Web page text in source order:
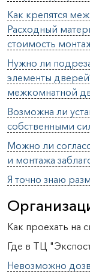
Как крепятся
Расходный
стоимость
Нужно ли
элементы
межкомнатной
Возможна ли
собственными
Можно ли
и монтажа
Я точно знаю
Как проехать на
Где в ТЦ
Невозможно